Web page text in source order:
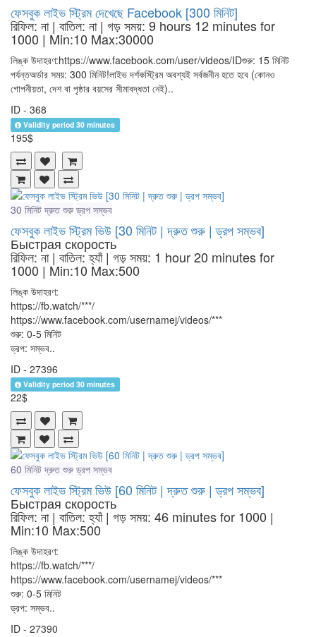
ফেসবুক লাইভ স্ট্রিম দেখেছে Facebook [300 মিনিট]
রিফিল: না | বাতিল: না | গড় সময়: 9 hours 12 minutes for
1000 | Min:10 Max:30000
লিঙ্ক উদাহরণ:https://www.facebook.com/user/videos/IDশুরু: 15 মিনিট
পর্যন্তঅর্ডার সময়: 300 মিনিট!লাইভ দর্শকস্ট্রিম অবশ্যই সর্বজনীন হতে হবে (কোনও
গোপনীয়তা, দেশ বা পৃষ্ঠার বয়সের সীমাবদ্ধতা নেই)..
ID - 368
Validity period 30 minutes
195$
30 মিনিট দ্রুত শুরু ড্রপ সম্ভব
ফেসবুক লাইভ স্ট্রিম ভিউ [30 মিনিট | দ্রুত শুরু | ড্রপ সম্ভব]
Быстрая скорость
রিফিল: না | বাতিল: হ্যাঁ | গড় সময়: 1 hour 20 minutes for
1000 | Min:10 Max:500
লিঙ্ক উদাহরণ:
https://fb.watch/***/
https://www.facebook.com/usernamej/videos/***
শুরু: 0-5 মিনিট
ড্রপ: সম্ভব..
ID - 27396
Validity period 30 minutes
22$
60 মিনিট দ্রুত শুরু ড্রপ সম্ভব
ফেসবুক লাইভ স্ট্রিম ভিউ [60 মিনিট | দ্রুত শুরু | ড্রপ সম্ভব]
Быстрая скорость
রিফিল: না | বাতিল: হ্যাঁ | গড় সময়: 46 minutes for 1000 |
Min:10 Max:500
লিঙ্ক উদাহরণ:
https://fb.watch/***/
https://www.facebook.com/usernamej/videos/***
শুরু: 0-5 মিনিট
ড্রপ: সম্ভব..
ID - 27390